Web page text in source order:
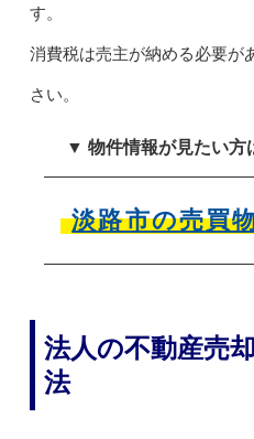
す。
消費税は売主が納める必要が
さい。
▼ 物件情報が見たい方
淡路市の売買
法人の不動産売
法